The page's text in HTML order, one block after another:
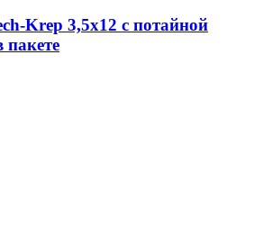
Krep 3,5х12 с потайной
пакете